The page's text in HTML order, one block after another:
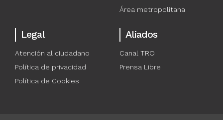
Área metropolitana
Legal
Atención al ciudadano
Política de privacidad
Política de Cookies
Aliados
Canal TRO
Prensa Libre